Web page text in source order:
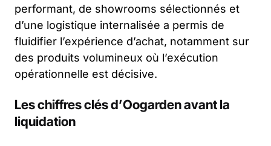
performant, de showrooms sélectionnés et
d’une logistique internalisée a permis de
fluidifier l’expérience d’achat, notamment sur
des produits volumineux où l’exécution
opérationnelle est décisive.
Les chiffres clés d’Oogarden avant la
liquidation